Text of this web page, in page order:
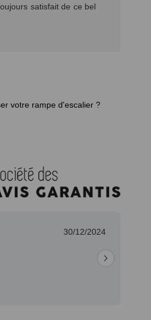
satisfait de ce bel
votre rampe d'escalier ?
30/12/2024